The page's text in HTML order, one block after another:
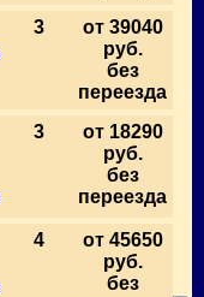
3
от 39040
руб.
без
переезда
3
от 18290
руб.
без
переезда
4
от 45650
руб.
без